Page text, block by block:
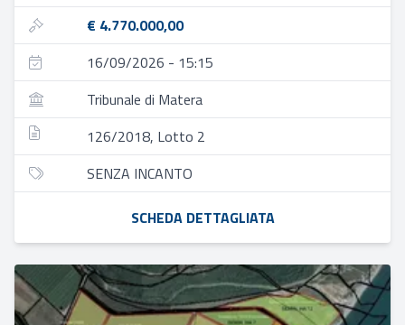
€ 4.770.000,00
16/09/2026 - 15:15
Tribunale di Matera
126/2018, Lotto 2
SENZA INCANTO
SCHEDA DETTAGLIATA